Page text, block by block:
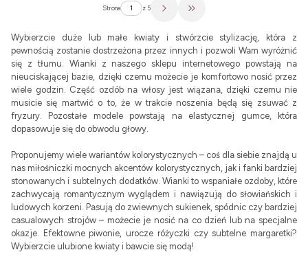
Strona z 5 Przejdź do ostatniej strony z
Wybierzcie duże lub małe kwiaty i stwórzcie stylizację, która z
pewnością zostanie dostrzeżona przez innych i pozwoli Wam wyróżnić
się z tłumu. Wianki z naszego sklepu internetowego powstają na
nieuciskającej bazie, dzięki czemu możecie je komfortowo nosić przez
wiele godzin. Część ozdób na włosy jest wiązana, dzięki czemu nie
musicie się martwić o to, że w trakcie noszenia będą się zsuwać z
fryzury. Pozostałe modele powstają na elastycznej gumce, która
dopasowuje się do obwodu głowy.
Proponujemy wiele wariantów kolorystycznych – coś dla siebie znajdą u
nas miłośniczki mocnych akcentów kolorystycznych, jak i fanki bardziej
stonowanych i subtelnych dodatków. Wianki to wspaniałe ozdoby, które
zachwycają romantycznym wyglądem i nawiązują do słowiańskich i
ludowych korzeni. Pasują do zwiewnych sukienek, spódnic czy bardziej
casualowych strojów – możecie je nosić na co dzień lub na specjalne
okazje. Efektowne piwonie, urocze różyczki czy subtelne margaretki?
Wybierzcie ulubione kwiaty i bawcie się modą!